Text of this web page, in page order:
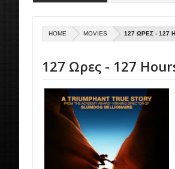
HOME MOVIES 127 ΩΡΕΣ - 127
127 Ωρες - 127